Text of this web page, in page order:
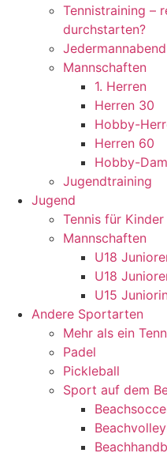
Tennistraining –
durchstarten?
Jedermannabend
Mannschaften
1. Herren
Herren 30
Hobby-
Herren 60
Hobby-
Jugendtraining
Jugend
Tennis für
Mannschaften
U18
U18
U15
Andere Sportarten
Mehr als ein
Padel
Pickleball
Sport auf dem